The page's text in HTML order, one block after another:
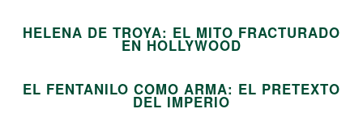
HELENA DE TROYA: EL MITO FRACTURADO
EN HOLLYWOOD
EL FENTANILO COMO ARMA: EL PRETEXTO
DEL IMPERIO